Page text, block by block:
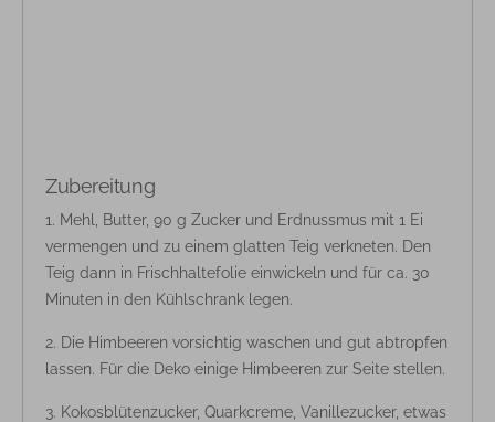
Zubereitung
Mehl, Butter, 90 g Zucker und Erdnussmus mit 1 Ei
vermengen und zu einem glatten Teig verkneten. Den
Teig dann in Frischhaltefolie einwickeln und für ca. 30
Minuten in den Kühlschrank legen.
Die Himbeeren vorsichtig waschen und gut abtropfen
lassen. Für die Deko einige Himbeeren zur Seite stellen.
Kokosblütenzucker, Quarkcreme, Vanillezucker, etwas